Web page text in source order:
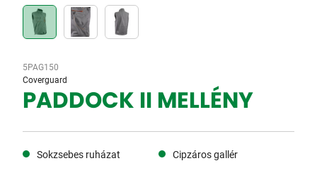
5PAG150
Coverguard
PADDOCK II MELLÉNY
Sokzsebes ruházat Cipzáros gallér